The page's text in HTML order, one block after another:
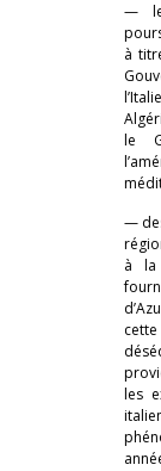
—
à
le
—
à la
les